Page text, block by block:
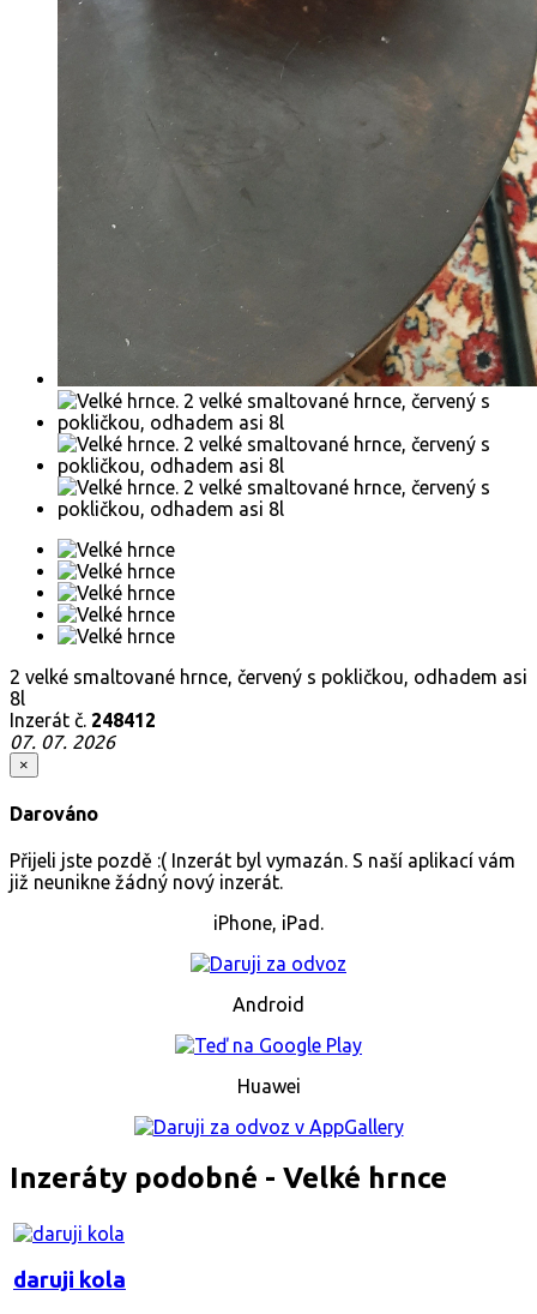
2 velké smaltované hrnce, červený s pokličkou, odhadem asi
8l
Inzerát č. 248412
07. 07. 2026
×
Darováno
Přijeli jste pozdě :( Inzerát byl vymazán. S naší aplikací vám
již neunikne žádný nový inzerát.
iPhone, iPad.
Android
Huawei
Inzeráty podobné - Velké hrnce
daruji kola